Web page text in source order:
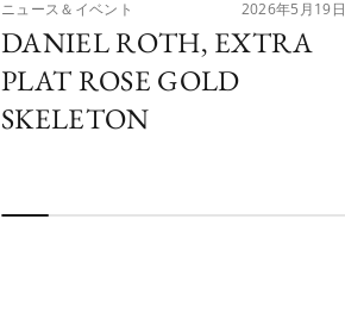
ニュース＆イベント 2026年5月19日
DANIEL ROTH, EXTRA
PLAT ROSE GOLD
SKELETON